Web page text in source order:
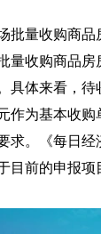
量收购商
量收购商品
具体来看，
作为基本收
求。《每日
前的申报